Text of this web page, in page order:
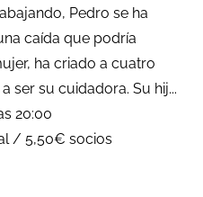
Pedro se ha
caída que podría
ha criado a cuatro
ser su cuidadora. Su hij...
20:00
/ 5,50€ socios